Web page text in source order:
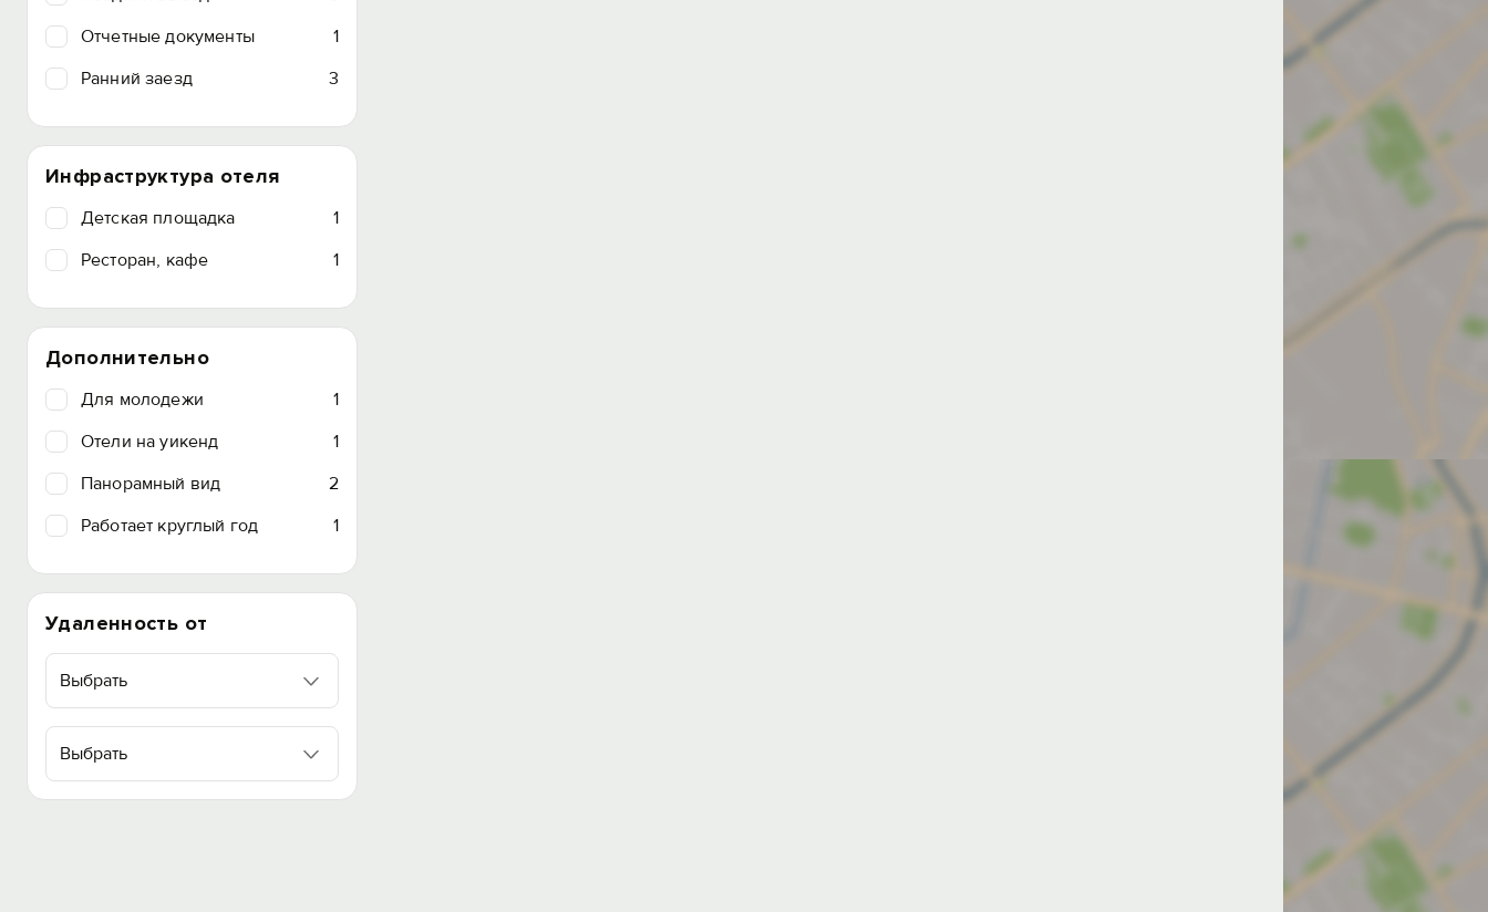
Отчетные документы
1
Ранний заезд
3
Инфраструктура отеля
Детская площадка
1
Ресторан, кафе
1
Дополнительно
Для молодежи
1
Отели на уикенд
1
Панорамный вид
2
Работает круглый год
1
Удаленность от
Выбрать
Выбрать